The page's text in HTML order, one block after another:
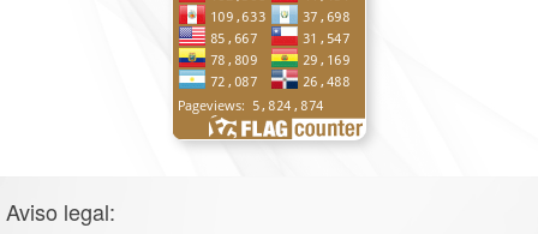
Aviso legal: